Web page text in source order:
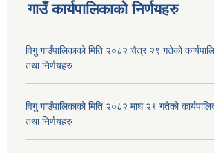
गाउँ कार्यपालिकाकाे निर्णयहरु
विगु गाउँपालिकाको मिति २०८२ चैत्र २९ गतेको
तथा निर्णयहरु
विगु गाउँपालिकाको मिति २०८२ माघ २९ गतेको
तथा निर्णयहरु